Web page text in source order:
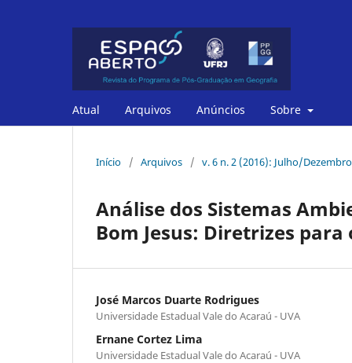
Atual Arquivos Anúncios Sobre
Início / Arquivos / v. 6 n. 2 (2016): Julho/
Análise dos Sistemas
Bom Jesus: Diretrizes
José Marcos Duarte Rodrigues
Universidade Estadual Vale do Acaraú - UVA
Ernane Cortez Lima
Universidade Estadual Vale do Acaraú - UVA